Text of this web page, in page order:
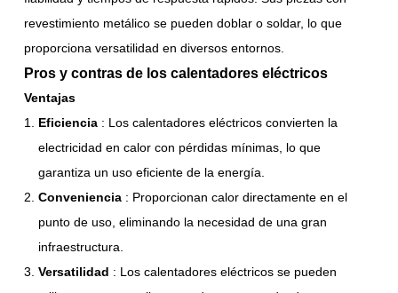
revestimiento metálico se pueden doblar o soldar, lo que
proporciona versatilidad en diversos entornos.
Pros y contras de los calentadores eléctricos
Ventajas
Eficiencia : Los calentadores eléctricos convierten la
electricidad en calor con pérdidas mínimas, lo que
garantiza un uso eficiente de la energía.
Conveniencia : Proporcionan calor directamente en el
punto de uso, eliminando la necesidad de una gran
infraestructura.
Versatilidad : Los calentadores eléctricos se pueden